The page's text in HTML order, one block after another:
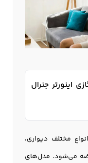
اینورتر جنرال
مختلف دیواری،
می‌شود. مدل‌های